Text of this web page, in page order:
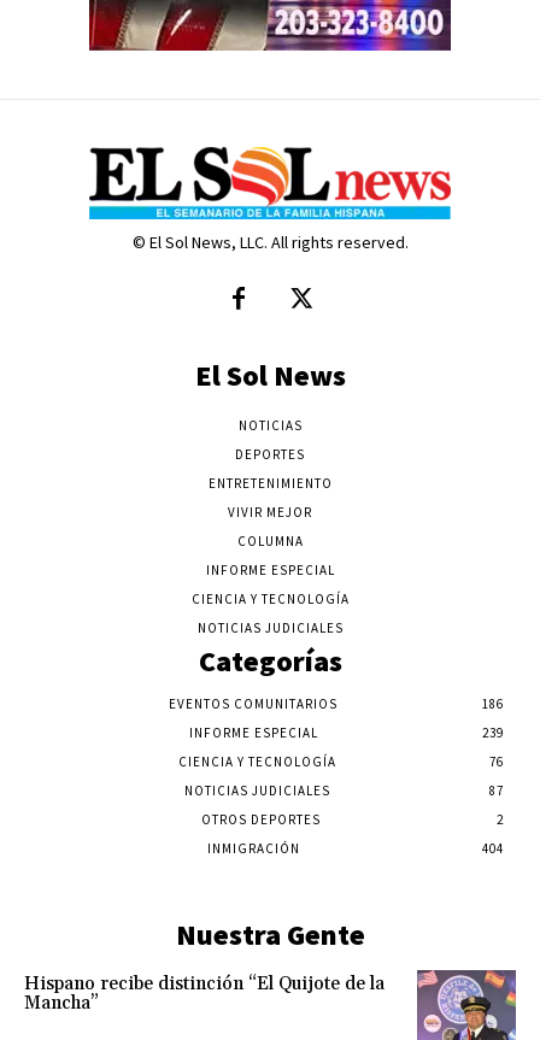
© El Sol News, LLC. All rights reserved.
El Sol News
NOTICIAS
DEPORTES
ENTRETENIMIENTO
VIVIR MEJOR
COLUMNA
INFORME ESPECIAL
CIENCIA Y TECNOLOGÍA
NOTICIAS JUDICIALES
Categorías
EVENTOS COMUNITARIOS
186
INFORME ESPECIAL
239
CIENCIA Y TECNOLOGÍA
76
NOTICIAS JUDICIALES
87
OTROS DEPORTES
2
INMIGRACIÓN
404
Nuestra Gente
Hispano recibe distinción “El Quijote de la
Mancha”